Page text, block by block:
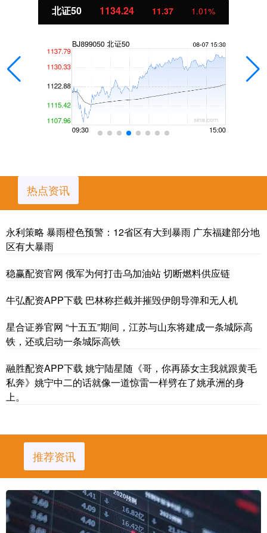
北证50 1134.24 11.37 1.01%
热点资讯
永利策略 暴雨橙色预警：12省区有大到暴雨 广东福建部分地
区有大暴雨
稳赢配资官网 俄军为何打击乌加油站 切断燃料供应链
牛弘配资APP下载 巴林称拦截并摧毁伊朗导弹和无人机
星合证券官网 “十五五”期间，江苏与山东将建成一条城际高
铁，还或启动一条城际高铁
融胜配资APP下载 姚宁陆星随《哥，你再舔女主我就跟黄毛
私奔》姚宁中二的话就像一道惊雷一样劈在了姚承洲的身
上。
推荐资讯